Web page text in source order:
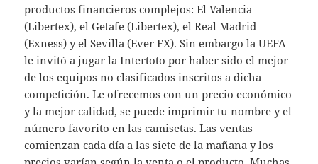
productos financieros complejos: El Valencia
(Libertex), el Getafe (Libertex), el Real Madrid
(Exness) y el Sevilla (Ever FX). Sin embargo la UEFA
le invitó a jugar la Intertoto por haber sido el mejor
de los equipos no clasificados inscritos a dicha
competición. Le ofrecemos con un precio económico
y la mejor calidad, se puede imprimir tu nombre y el
número favorito en las camisetas. Las ventas
comienzan cada día a las siete de la mañana y los